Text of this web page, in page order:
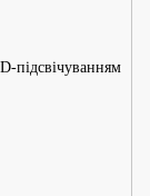
підсвічуванням